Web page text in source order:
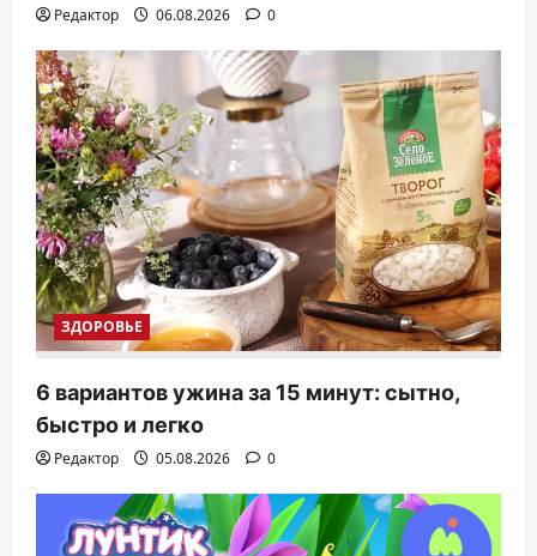
Редактор 06.08.2026 0
ЗДОРОВЬЕ
6 вариантов ужина за 15 минут: сытно,
быстро и легко
Редактор 05.08.2026 0